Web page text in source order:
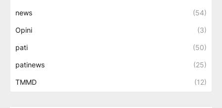
news (54)
Opini (3)
pati (50)
patinews (25)
TMMD (12)